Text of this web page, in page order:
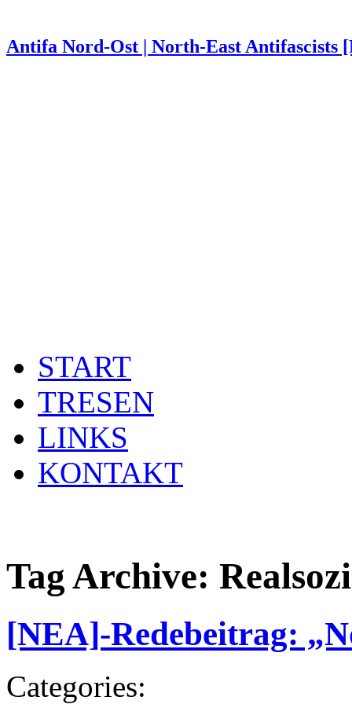
Antifa Nord-Ost | North-East Antifascists
START
TRESEN
LINKS
KONTAKT
Tag Archive:
[NEA]-Redebeitrag:
Categories: